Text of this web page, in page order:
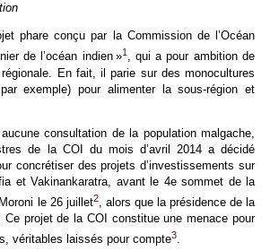
phare conçu par la Commission de l’Océan
de l’océan indien »1, qui a pour ambition de
En fait, il parie sur des monocultures
exemple) pour alimenter la sous-région et
consultation de la population malgache,
de la COI du mois d’avril 2014 a décidé
concrétiser des projets d’investissements sur
et Vakinankaratra, avant le 4e sommet de la
le 26 juillet2, alors que la présidence de la
projet de la COI constitue une menace pour
véritables laissés pour compte3.